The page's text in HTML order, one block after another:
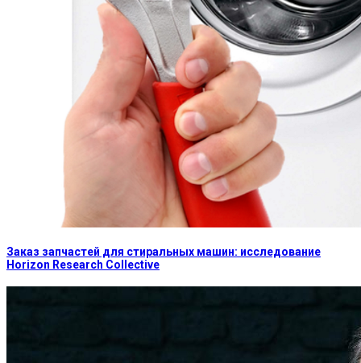
Заказ запчастей для стиральных машин: исследование
Horizon Research Collective